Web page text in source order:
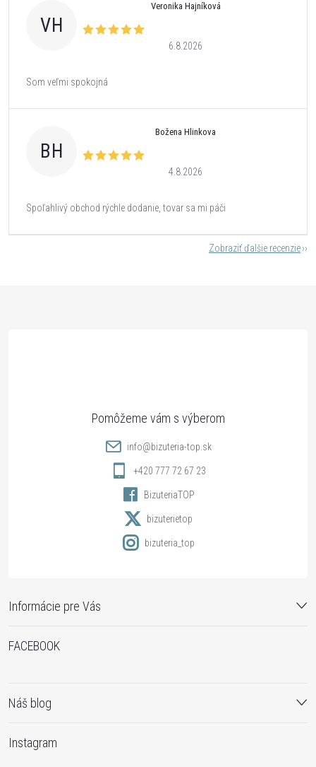
VH
Veronika Hajníková
6.8.2026
Som veľmi spokojná
BH
Božena Hlinkova
4.8.2026
Spoľahlivý obchod rýchle dodanie, tovar sa mi páči
Zobraziť ďalšie recenzie
Informácie pre Vás
info@bizuteria-top.sk
+420 777 72 67 23
BizuteriaTOP
bizuterietop
bizuteria_top
FACEBOOK
Náš blog
Instagram